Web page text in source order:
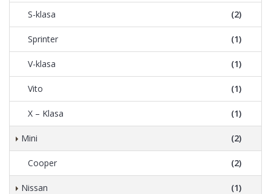
S-klasa (2)
Sprinter (1)
V-klasa (1)
Vito (1)
X – Klasa (1)
Mini (2)
Cooper (2)
Nissan (1)